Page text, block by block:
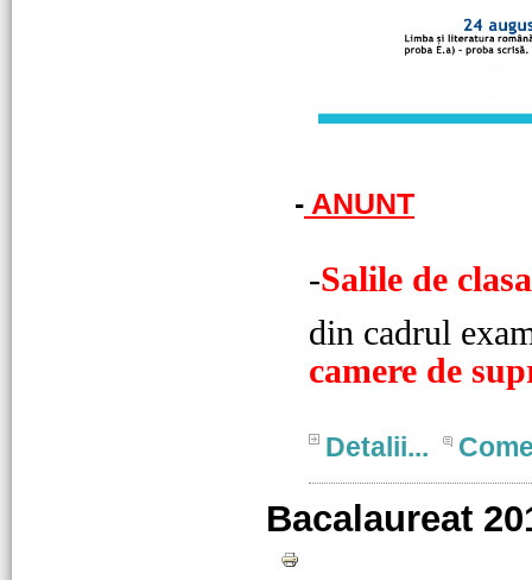
- ANUNT
-Salile de clasa
din cadrul
camere de
Detalii...
Bacalaureat